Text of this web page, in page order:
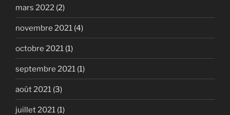
mars 2022 (2)
novembre 2021 (4)
octobre 2021 (1)
septembre 2021 (1)
août 2021 (3)
juillet 2021 (1)